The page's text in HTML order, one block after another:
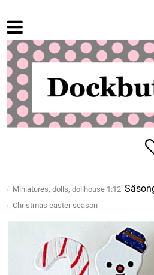
Miniatures, dolls, dollhouse 1:12
Christmas easter season